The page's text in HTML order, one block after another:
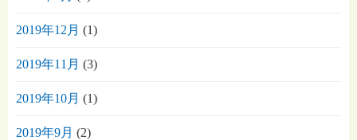
2019年12月 (1)
2019年11月 (3)
2019年10月 (1)
2019年9月 (2)